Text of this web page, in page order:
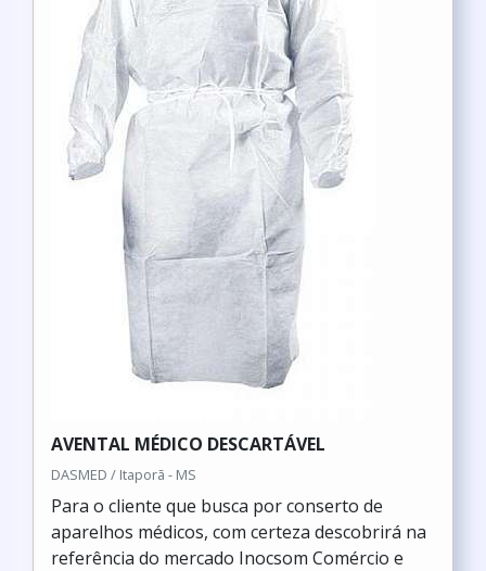
AVENTAL MÉDICO DESCARTÁVEL
DASMED / Itaporã - MS
Para o cliente que busca por conserto de
aparelhos médicos, com certeza descobrirá na
referência do mercado Inocsom Comércio e